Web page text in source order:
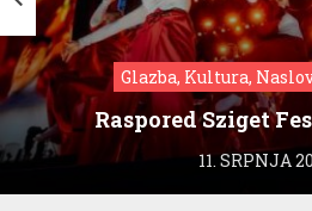
Glazba, Kultura,
Raspored Sziget
11. SRPNJA